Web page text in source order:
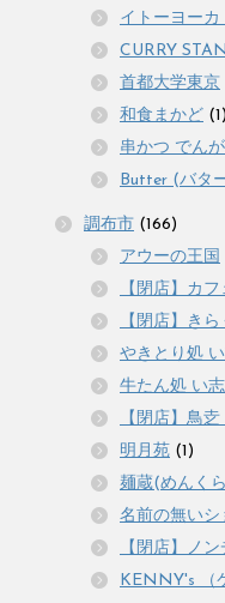
イトーヨー
CURRY
首都大学東京
和食まかど (1)
串かつ でん
Butter (バタ
調布市 (166)
アウーの王国
【閉店】カ
【閉店】き
やきとり処
牛たん処 い
【閉店】鳥
明月苑 (1)
麺蔵(めんく
名前の無いシ
【閉店】ノ
KENNY's （